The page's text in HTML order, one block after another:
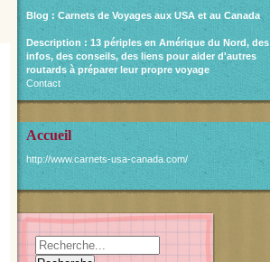
Blog : Carnets de Voyages aux USA et au Canada
Description : 13 périples en Amérique du Nord, des
infos, des conseils, des liens pour aider d'autres
routards à préparer leur propre voyage
Contact
Accueil
http://www.carnets-usa-canada.com/